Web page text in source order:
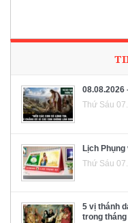
08.08.2026
Thứ Sáu
Lịch Phụng
Thứ Sáu
5 vị thánh
trong